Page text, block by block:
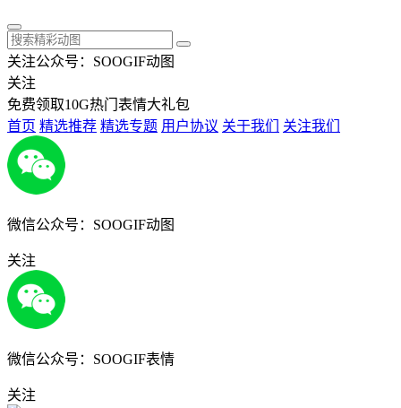
关注公众号：SOOGIF动图
关注
免费领取10G热门表情大礼包
首页 精选推荐 精选专题 用户协议 关于我们 关注我们
微信公众号：SOOGIF动图
关注
微信公众号：SOOGIF表情
关注